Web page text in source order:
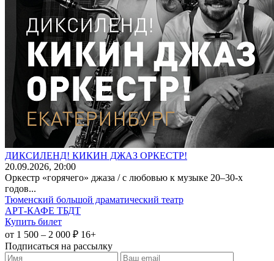
ДИКСИЛЕНД! КИКИН ДЖАЗ ОРКЕСТР!
20.09.2026, 20:00
Оркестр «горячего» джаза / с любовью к музыке 20–30-х
годов...
Тюменский большой драматический театр
АРТ-КАФЕ ТБДТ
Купить билет
от 1 500 – 2 000 ₽ 16+
Подписаться на рассылку